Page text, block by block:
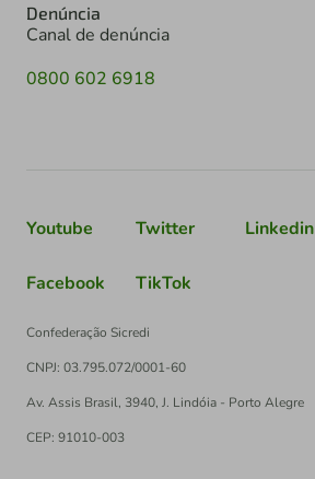
Denúncia
Canal de denúncia
0800 602 6918
Youtube Twitter Linkedin
Facebook TikTok
Confederação Sicredi
CNPJ: 03.795.072/0001-60
Av. Assis Brasil, 3940, J. Lindóia - Porto Alegre
CEP: 91010-003